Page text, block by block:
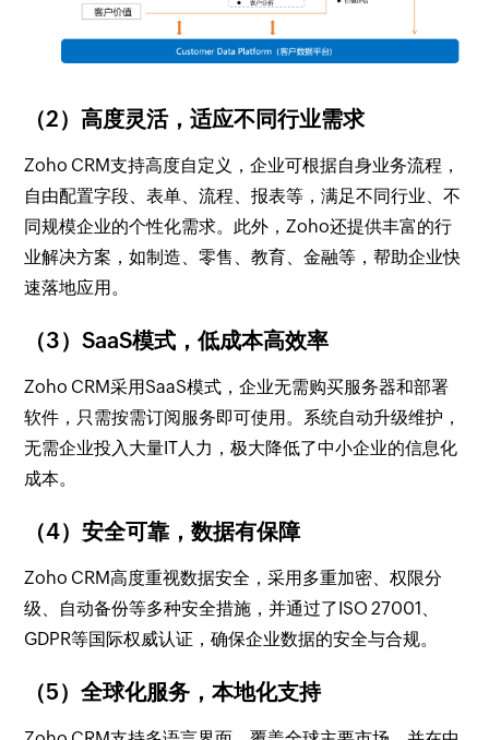
（2）高度灵活，适应不同行业需求
Zoho CRM支持高度自定义，企业可根据自身业务流程，
自由配置字段、表单、流程、报表等，满足不同行业、不
同规模企业的个性化需求。此外，Zoho还提供丰富的行
业解决方案，如制造、零售、教育、金融等，帮助企业快
速落地应用。
（3）SaaS模式，低成本高效率
Zoho CRM采用SaaS模式，企业无需购买服务器和部署
软件，只需按需订阅服务即可使用。系统自动升级维护，
无需企业投入大量IT人力，极大降低了中小企业的信息化
成本。
（4）安全可靠，数据有保障
Zoho CRM高度重视数据安全，采用多重加密、权限分
级、自动备份等多种安全措施，并通过了ISO 27001、
GDPR等国际权威认证，确保企业数据的安全与合规。
（5）全球化服务，本地化支持